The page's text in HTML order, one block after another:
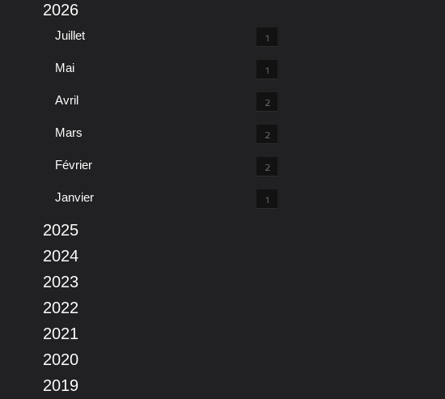
2026
Juillet 1
Mai 1
Avril 2
Mars 2
Février 2
Janvier 1
2025
2024
2023
2022
2021
2020
2019